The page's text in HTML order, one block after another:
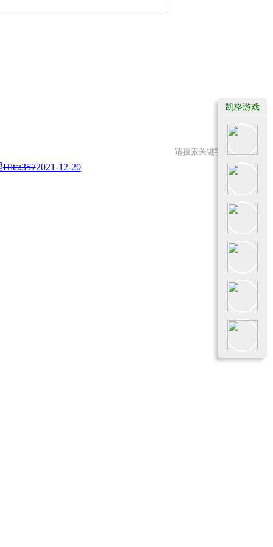
Hits:3572021-12-20
凯格游戏